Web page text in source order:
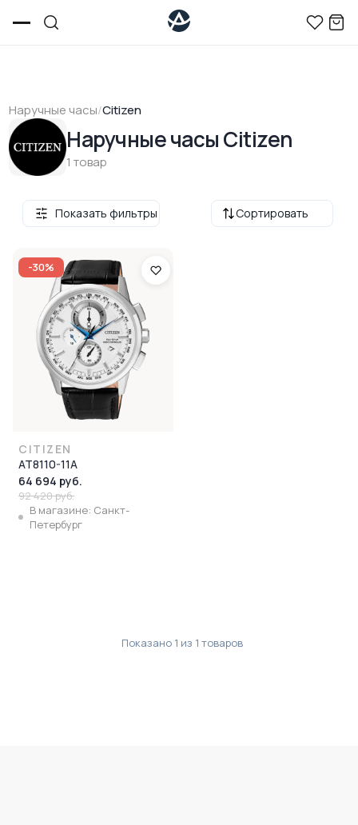
Наручные часы/Citizen
Наручные часы Citizen
1 товар
Сортировать
Показать фильтры
-30%
CITIZEN
AT8110-11A
64 694 руб.
92 420 руб.
В магазине: Санкт-
Петербург
Показано 1 из 1 товаров